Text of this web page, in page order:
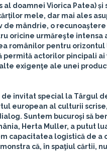
al doamnei Viorica Patea)
mele, dar mai ales
de mândrie, o
oricine urmăreşte
românilor pentru
permită actorilor pincipali
exigenţe ale unei
invitat special la Târgul
european al culturii
Suntem bucuroşi să
Herta Muller, a putut
capacitatea logistică de
că, în spaţiul cărtii,